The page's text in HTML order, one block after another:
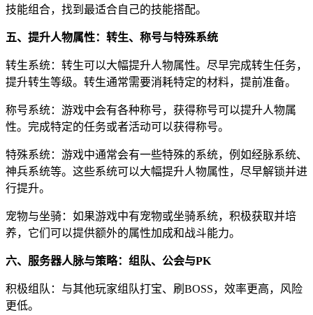
技能组合，找到最适合自己的技能搭配。
五、提升人物属性：转生、称号与特殊系统
转生系统：转生可以大幅提升人物属性。尽早完成转生任务，
提升转生等级。转生通常需要消耗特定的材料，提前准备。
称号系统：游戏中会有各种称号，获得称号可以提升人物属
性。完成特定的任务或者活动可以获得称号。
特殊系统：游戏中通常会有一些特殊的系统，例如经脉系统、
神兵系统等。这些系统可以大幅提升人物属性，尽早解锁并进
行提升。
宠物与坐骑：如果游戏中有宠物或坐骑系统，积极获取并培
养，它们可以提供额外的属性加成和战斗能力。
六、服务器人脉与策略：组队、公会与PK
积极组队：与其他玩家组队打宝、刷BOSS，效率更高，风险
更低。